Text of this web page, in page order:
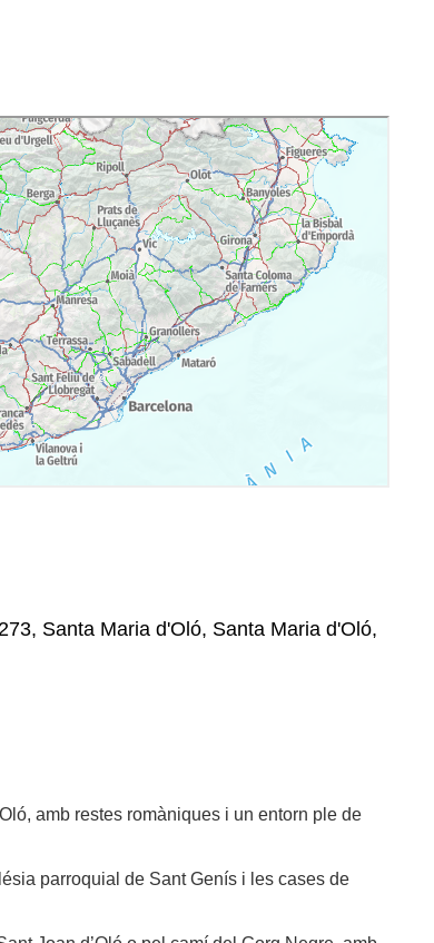
Santa Maria d'Oló, Santa Maria d'Oló,
amb restes romàniques i un entorn ple de
parroquial de Sant Genís i les cases de